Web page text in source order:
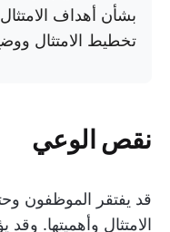
بشأن أهداف
تخطيط الامتثال
نقص الوعي
قد يفتقر الموظفون
الامتثال وأهميتها.